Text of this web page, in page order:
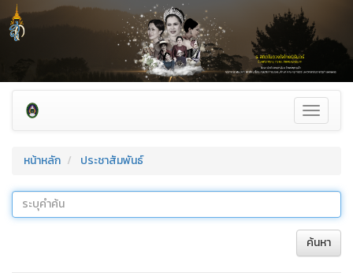
Toggle
หน้าหลัก
ประชาสัมพันธ์
ค้นหา